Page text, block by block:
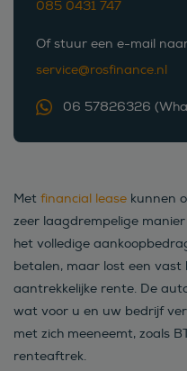
085 0431 747
Of stuur een e-mail
service@rosfinance.nl
06 57826326
Met financial lease kunnen
zeer laagdrempelige
het volledige
betalen, maar lost een
aantrekkelijke rente. De
wat voor u en uw bedrijf
met zich meeneemt, zoals
renteaftrek.